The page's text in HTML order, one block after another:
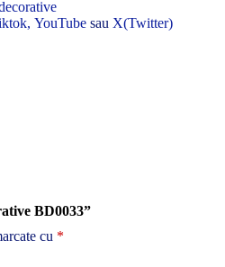
YouTube sau X(Twitter)
BD0033”
cu *